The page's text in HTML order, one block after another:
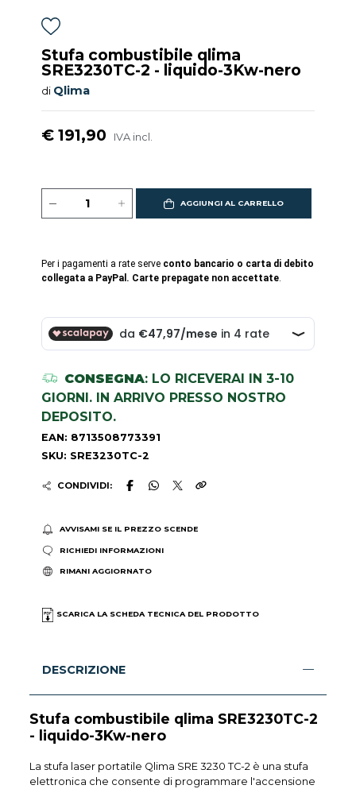
Stufa combustibile qlima
SRE3230TC-2 - liquido-3Kw-nero
di Qlima
€ 191,90 IVA incl.
AGGIUNGI AL CARRELLO
Per i pagamenti a rate serve conto bancario o carta di debito
collegata a PayPal. Carte prepagate non accettate.
CONSEGNA: LO RICEVERAI IN 3-10
GIORNI. IN ARRIVO PRESSO NOSTRO
DEPOSITO.
EAN: 8713508773391
SKU: SRE3230TC-2
CONDIVIDI:
AVVISAMI SE IL PREZZO SCENDE
RICHIEDI INFORMAZIONI
RIMANI AGGIORNATO
SCARICA LA SCHEDA TECNICA DEL PRODOTTO
DESCRIZIONE
Stufa combustibile qlima SRE3230TC-2
- liquido-3Kw-nero
La stufa laser portatile Qlima SRE 3230 TC-2 è una stufa
elettronica che consente di programmare l'accensione